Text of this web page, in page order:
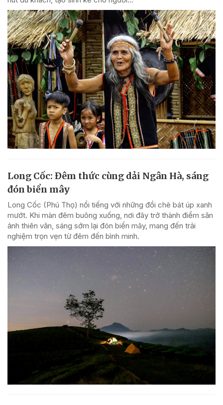
Long Cốc: Đêm thức cùng dải Ngân Hà, sáng
đón biển mây
Long Cốc (Phú Thọ) nổi tiếng với những đồi chè bát úp xanh
mướt. Khi màn đêm buông xuống, nơi đây trở thành điểm săn
ảnh thiên văn, sáng sớm lại đón biển mây, mang đến trải
nghiệm trọn vẹn từ đêm đến bình minh.